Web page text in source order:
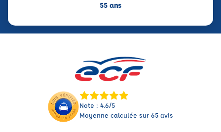
55 ans
Note : 4.6/5
Moyenne calculée sur 65 avis